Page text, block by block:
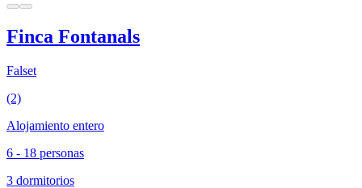
Finca Fontanals
Falset
(2)
Alojamiento entero
6 - 18 personas
3 dormitorios